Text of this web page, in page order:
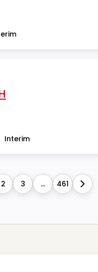
Interim
2 3 ... 461 Next